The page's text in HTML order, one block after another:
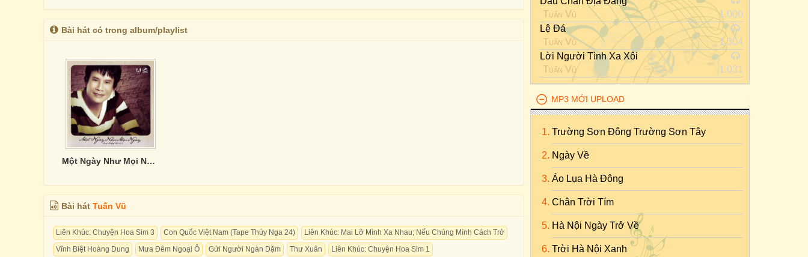
Bài hát có trong album/playlist
Một Ngày Như Mọi Ngày - Tuấn Vũ Vol.4
Bài hát Tuấn Vũ
Liên Khúc: Chuyện Hoa Sim 3 Con Quốc Việt Nam (Tape Thúy Nga 24)
Liên Khúc: Mai Lỡ Mình Xa Nhau; Nếu Chúng Mình Cách Trở
Vĩnh Biệt Hoàng Dung
Mưa Đêm Ngoại Ô Gửi Người Ngàn Dặm Thư Xuân
Liên Khúc: Chuyện Hoa Sim 1
Tuấn Vũ
1.000
Lệ Đá
Tuấn Vũ
1.304
Lời Người Tình Xa Xôi
Tuấn Vũ
1.031
MP3 MỚI UPLOAD
Trường Sơn Đông Trường Sơn Tây
Ngày Về
Áo Lụa Hà Đông
Chân Trời Tím
Hà Nội Ngày Trở Về
Trời Hà Nội Xanh